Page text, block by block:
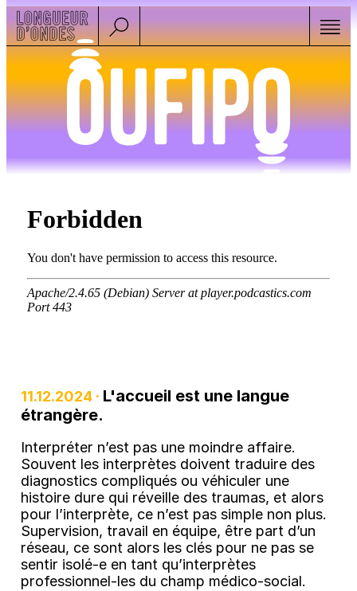
11.12.2024 · L'accueil est une langue
étrangère.
Interpréter n’est pas une moindre affaire.
Souvent les interprètes doivent traduire des
diagnostics compliqués ou véhiculer une
histoire dure qui réveille des traumas, et alors
pour l’interprète, ce n’est pas simple non plus.
Supervision, travail en équipe, être part d’un
réseau, ce sont alors les clés pour ne pas se
sentir isolé-e en tant qu’interprètes
professionnel-les du champ médico-social.